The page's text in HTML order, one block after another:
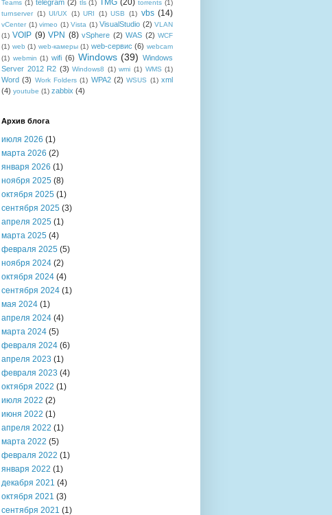
Teams (1) telegram (2) tls (1) TMG (20) torrents (1)
turnserver (1) UI/UX (1) URI (1) USB (1) vbs (14)
vCenter (1) vimeo (1) Vista (1) VisualStudio (2) VLAN
(1) VOIP (9) VPN (8) vSphere (2) WAS (2) WCF
(1) web (1) web-камеры (1) web-сервис (6) webcam
(1) webmin (1) wifi (6) Windows (39) Windows
Server 2012 R2 (3) Windows8 (1) wmi (1) WMS (1)
Word (3) Work Folders (1) WPA2 (2) WSUS (1) xml
(4) youtube (1) zabbix (4)
Архив блога
июля 2026 (1)
марта 2026 (2)
января 2026 (1)
ноября 2025 (8)
октября 2025 (1)
сентября 2025 (3)
апреля 2025 (1)
марта 2025 (4)
февраля 2025 (5)
ноября 2024 (2)
октября 2024 (4)
сентября 2024 (1)
мая 2024 (1)
апреля 2024 (4)
марта 2024 (5)
февраля 2024 (6)
апреля 2023 (1)
февраля 2023 (4)
октября 2022 (1)
июля 2022 (2)
июня 2022 (1)
апреля 2022 (1)
марта 2022 (5)
февраля 2022 (1)
января 2022 (1)
декабря 2021 (4)
октября 2021 (3)
сентября 2021 (1)